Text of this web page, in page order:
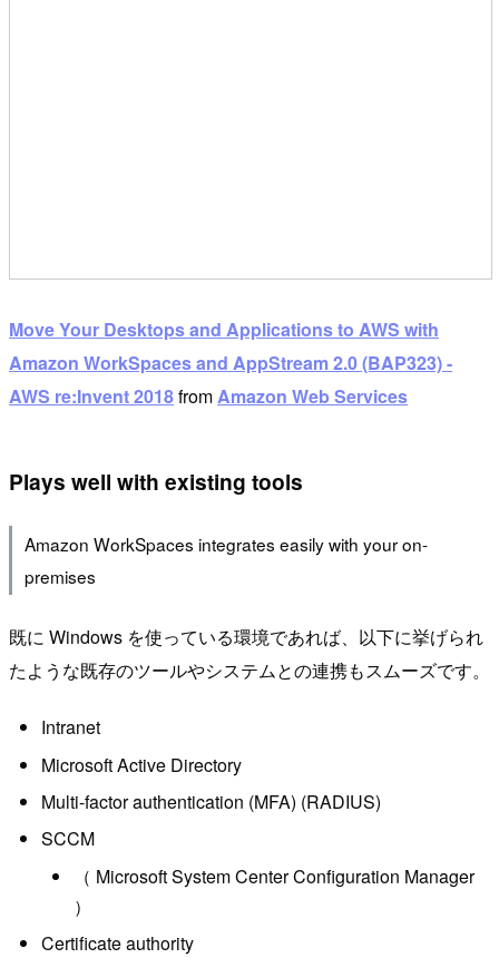
Move Your Desktops and Applications to AWS with
Amazon WorkSpaces and AppStream 2.0 (BAP323) -
AWS re:Invent 2018fromAmazon Web Services
Plays well with existing tools
Amazon WorkSpaces integrates easily with your on-
premises
既に Windows を使っている環境であれば、以下に挙げられ
たような既存のツールやシステムとの連携もスムーズです。
Intranet
Microsoft Active Directory
Multi-factor authentication (MFA) (RADIUS)
SCCM
（ Microsoft System Center Configuration Manager
）
Certificate authority